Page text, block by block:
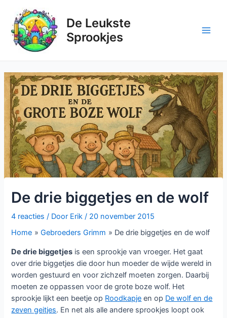
inhoud
De Leukste
Sprookjes
De drie biggetjes en de wolf
4 reacties / Door Erik/ 20 november 2015
Home
Gebroeders Grimm De drie biggetjes en de wolf
De drie biggetjes is een sprookje van vroeger. Het gaat
over drie biggetjes die door hun moeder de wijde wereld in
worden gestuurd en voor zichzelf moeten zorgen. Daarbij
moeten ze oppassen voor de grote boze wolf. Het
sprookje lijkt een beetje op Roodkapje en op De wolf en de
zeven geitjes. En net als alle andere sprookjes loopt ook